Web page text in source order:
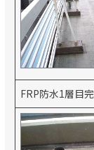
FRP防水1層目